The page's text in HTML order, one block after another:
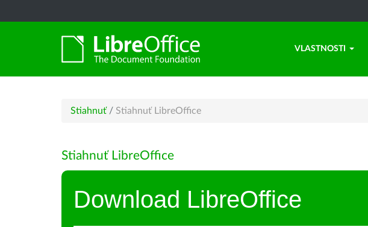
VLASTNOSTI
Stiahnuť / Stiahnuť LibreOffice
Stiahnuť LibreOffice
Download LibreOffice